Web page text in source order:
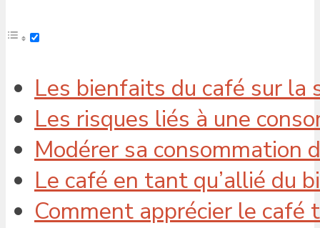
Les bienfaits du café sur la
Les risques liés à une
Modérer sa consommation
Le café en tant qu’allié du
Comment apprécier le